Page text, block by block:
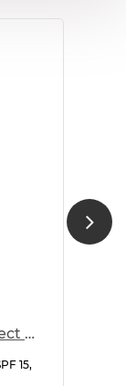
Comodex Mattify & Protect Cream SPF 15
15,